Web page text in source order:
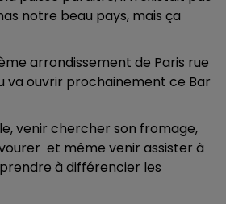
notre beau pays, mais ça
arrondissement de Paris rue
va ouvrir prochainement ce Bar
venir chercher son fromage,
et même venir assister à
à différencier les